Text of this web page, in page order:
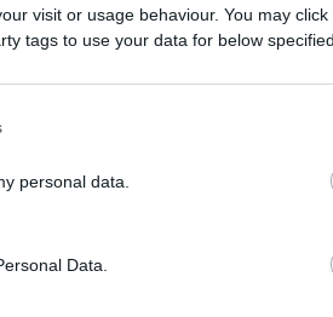
visit or usage behaviour. You may
tags to use your data for below
personal data.
Data.
2000 /